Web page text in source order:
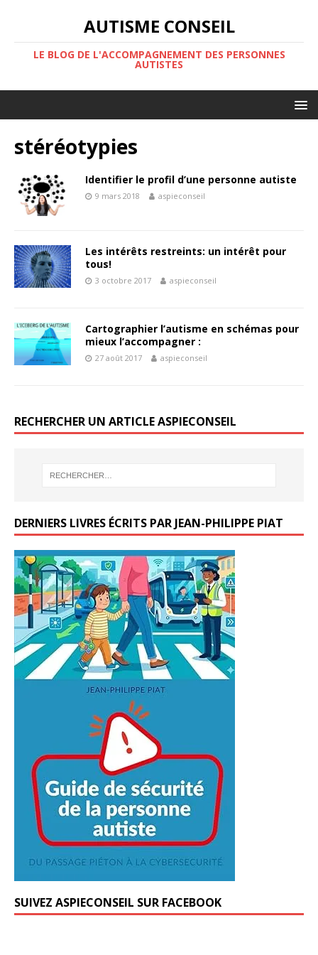
AUTISME CONSEIL
LE BLOG DE L'ACCOMPAGNEMENT DES PERSONNES
AUTISTES
stéréotypies
Identifier le profil d’une personne autiste
9 mars 2018 aspieconseil
Les intérêts restreints: un intérêt pour
tous!
3 octobre 2017 aspieconseil
Cartographier l’autisme en schémas pour
mieux l’accompagner :
27 août 2017 aspieconseil
RECHERCHER UN ARTICLE ASPIECONSEIL
DERNIERS LIVRES ÉCRITS PAR JEAN-PHILIPPE PIAT
SUIVEZ ASPIECONSEIL SUR FACEBOOK